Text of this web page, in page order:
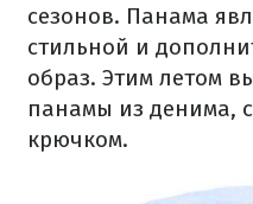
сезонов. Панама
стильной и
образ. Этим летом
панамы из денима,
крючком.